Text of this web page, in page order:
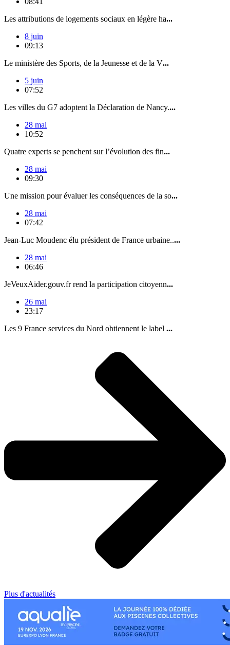
Les attributions de logements sociaux en légère ha...
8 juin
09:13
Le ministère des Sports, de la Jeunesse et de la V...
5 juin
07:52
Les villes du G7 adoptent la Déclaration de Nancy....
28 mai
10:52
Quatre experts se penchent sur l’évolution des fin...
28 mai
09:30
Une mission pour évaluer les conséquences de la so...
28 mai
07:42
Jean-Luc Moudenc élu président de France urbaine.....
28 mai
06:46
JeVeuxAider.gouv.fr rend la participation citoyenn...
26 mai
23:17
Les 9 France services du Nord obtiennent le label ...
Plus d'actualités